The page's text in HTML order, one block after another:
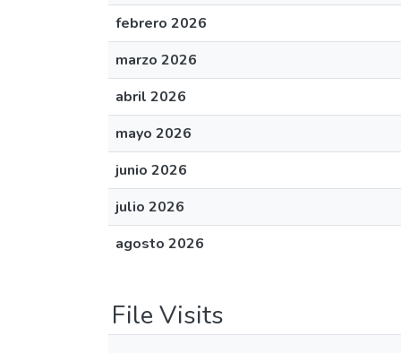
febrero 2026
marzo 2026
abril 2026
mayo 2026
junio 2026
julio 2026
agosto 2026
File Visits